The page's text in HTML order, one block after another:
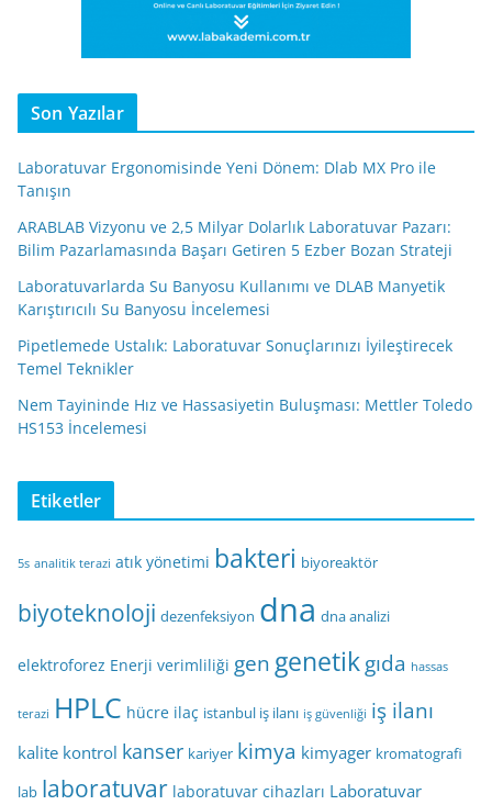
Son Yazılar
Laboratuvar Ergonomisinde Yeni Dönem: Dlab MX Pro ile
Tanışın
ARABLAB Vizyonu ve 2,5 Milyar Dolarlık Laboratuvar Pazarı:
Bilim Pazarlamasında Başarı Getiren 5 Ezber Bozan Strateji
Laboratuvarlarda Su Banyosu Kullanımı ve DLAB Manyetik
Karıştırıcılı Su Banyosu İncelemesi
Pipetlemede Ustalık: Laboratuvar Sonuçlarınızı İyileştirecek
Temel Teknikler
Nem Tayininde Hız ve Hassasiyetin Buluşması: Mettler Toledo
HS153 İncelemesi
Etiketler
5s analitik terazi atık yönetimi bakteri biyoreaktör
biyoteknoloji dezenfeksiyon dna dna analizi
elektroforez Enerji verimliliği gen genetikgıda hassas
terazi HPLC hücre ilaç istanbul iş ilanı iş güvenliği iş ilanı
kalite kontrol kanser kariyer kimya kimyager kromatografi
lab laboratuvar laboratuvar cihazları Laboratuvar